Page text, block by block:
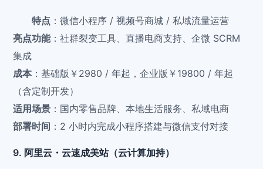
特点 ：微信小程序 / 视频号商城 / 私域流量运营
亮点功能：社群裂变工具、直播电商支持、企微 SCRM
集成
成本：基础版￥2980 / 年起，企业版￥19800 / 年起
（含定制开发）
适用场景 ：国内零售品牌、本地生活服务、私域电商
部署时间 ：2 小时内完成小程序搭建与微信支付对接
9. 阿里云・云速成美站（云计算加持）